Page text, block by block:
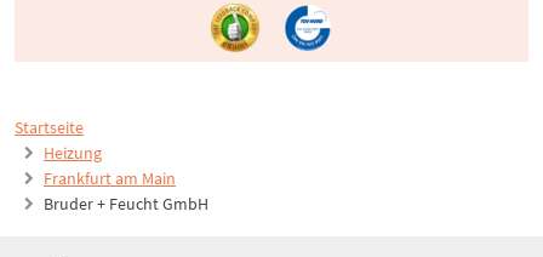
Startseite
Heizung
Frankfurt am Main
Bruder + Feucht GmbH